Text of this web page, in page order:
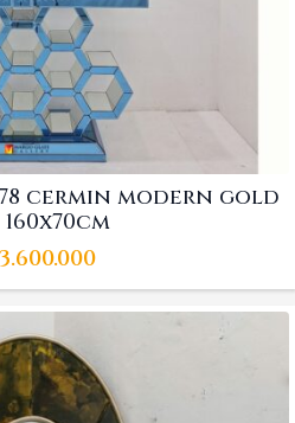
cermin modern gold
3.600.000